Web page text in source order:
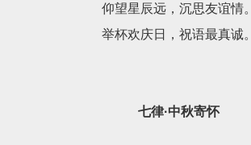
仰望星辰远，沉思友谊情。
举杯欢庆日，祝语最真诚。
七律·中秋寄怀